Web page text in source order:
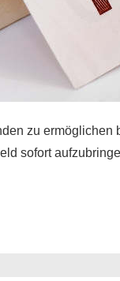
zu ermöglichen
sofort